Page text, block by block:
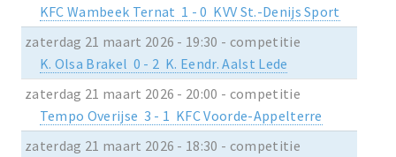
KFC Wambeek Ternat 1 - 0 KVV St.-Denijs Sport
zaterdag 21 maart 2026 - 19:30 - competitie
K. Olsa Brakel 0 - 2 K. Eendr. Aalst Lede
zaterdag 21 maart 2026 - 20:00 - competitie
Tempo Overijse 3 - 1 KFC Voorde-Appelterre
zaterdag 21 maart 2026 - 18:30 - competitie